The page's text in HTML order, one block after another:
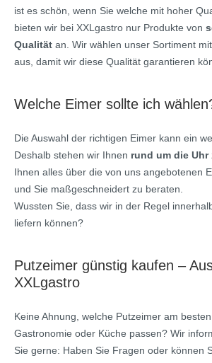
ist es schön, wenn Sie welche mit hoher
bieten wir bei XXLgastro nur Produkte von
Qualität an. Wir wählen unser Sortiment
aus, damit wir diese Qualität garantieren
Welche Eimer sollte ich
Die Auswahl der richtigen Eimer kann ein
Deshalb stehen wir Ihnen rund um die Uhr
Ihnen alles über die von uns angebotenen
und Sie maßgeschneidert zu beraten.
Wussten Sie, dass wir in der Regel
liefern können?
Putzeimer günstig kaufen –
XXLgastro
Keine Ahnung, welche Putzeimer am
Gastronomie oder Küche passen? Wir
Sie gerne: Haben Sie Fragen oder können